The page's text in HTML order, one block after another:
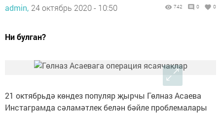
admin, 24 октябрь 2020 - 10:50 742 0 0
Ни булган?
21 октябрьдә көндез популяр җырчы Гөлназ Асаева
Инстаграмда сәламәтлек белән бәйле проблемалары